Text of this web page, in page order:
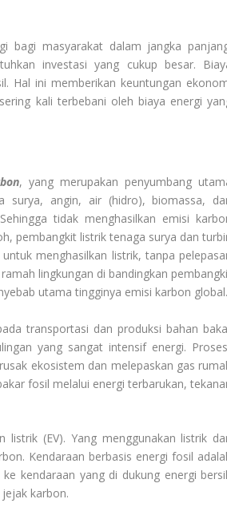
bagi masyarakat dalam jangka
investasi yang cukup besar.
Hal ini memberikan keuntungan
kali terbebani oleh biaya energi
, yang merupakan penyumbang
surya, angin, air (hidro), biomassa,
tidak menghasilkan emisi
pembangkit listrik tenaga surya dan
menghasilkan listrik, tanpa
lingkungan di bandingkan
utama tingginya emisi karbon global.
transportasi dan produksi bahan
yang sangat intensif energi.
ekosistem dan melepaskan gas
fosil melalui energi terbarukan,
(EV). Yang menggunakan listrik
Kendaraan berbasis energi fosil
kendaraan yang di dukung energi
karbon.